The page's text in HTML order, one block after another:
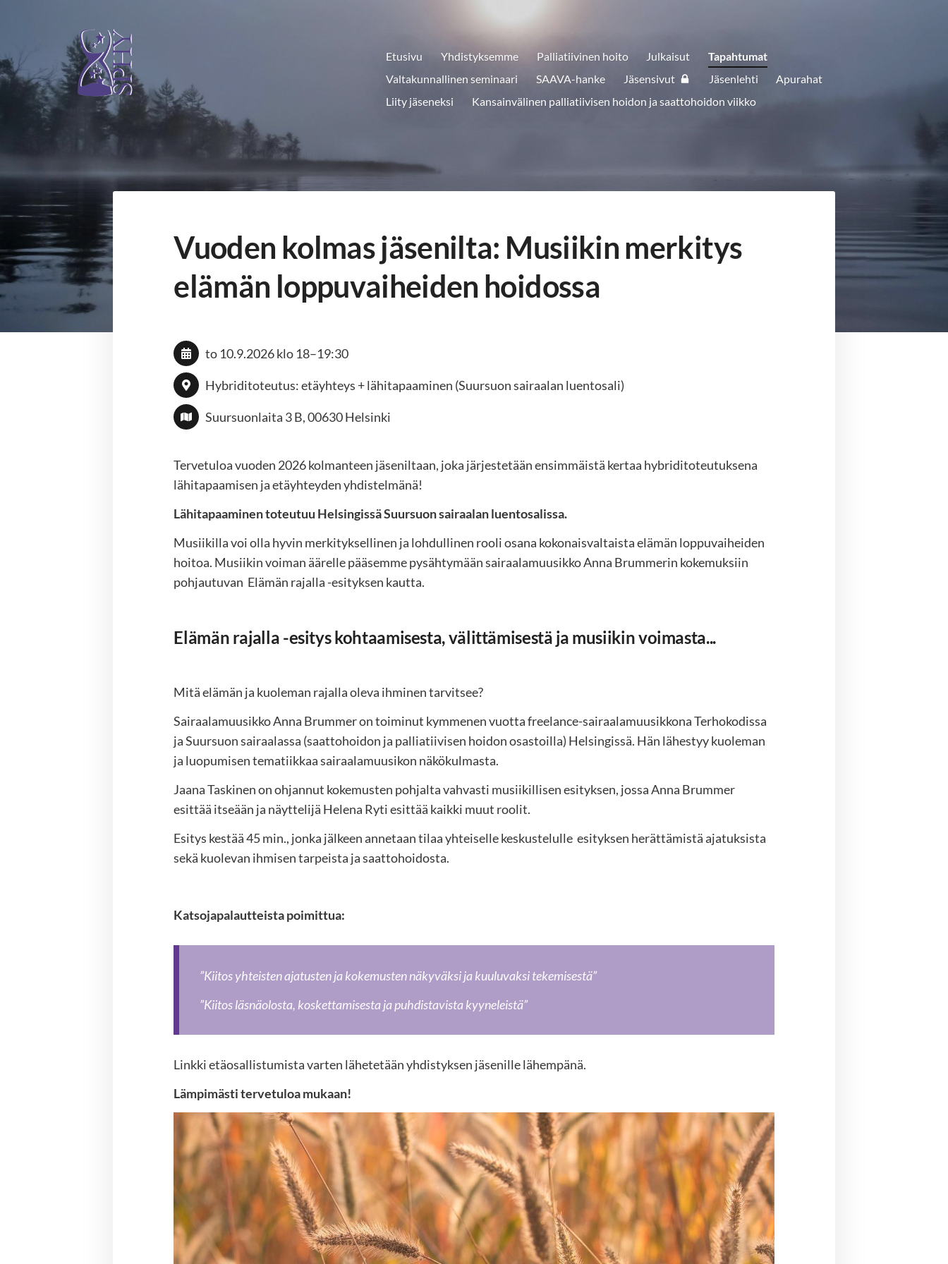
sisältöön
SPHY
Etusivu Yhdistyksemme Palliatiivinen hoito Julkaisut
Tapahtumat
Valtakunnallinen seminaari
SAAVA-hanke Jäsensivut Jäsenlehti
Apurahat
Liity jäseneksi
Kansainvälinen palliatiivisen hoidon ja saattohoidon viikko
Vuoden kolmas jäsenilta: Musiikin merkitys
elämän loppuvaiheiden hoidossa
to 10.9.2026klo 18–19:30
Hybriditoteutus: etäyhteys + lähitapaaminen (Suursuon sairaalan luentosali)
Suursuonlaita 3 B, 00630 Helsinki
Tervetuloa vuoden 2026 kolmanteen jäseniltaan, joka järjestetään ensimmäistä kertaa hybriditoteutuksena
lähitapaamisen ja etäyhteyden yhdistelmänä!
Lähitapaaminen toteutuu Helsingissä Suursuon sairaalan luentosalissa.
Musiikilla voi olla hyvin merkityksellinen ja lohdullinen rooli osana kokonaisvaltaista elämän loppuvaiheiden
hoitoa. Musiikin voiman äärelle pääsemme pysähtymään sairaalamuusikko Anna Brummerin kokemuksiin
pohjautuvan Elämän rajalla -esityksen kautta.
Elämän rajalla -esitys kohtaamisesta, välittämisestä ja musiikin voimasta...
Mitä elämän ja kuoleman rajalla oleva ihminen tarvitsee?
Sairaalamuusikko Anna Brummer on toiminut kymmenen vuotta freelance-sairaalamuusikkona Terhokodissa
ja Suursuon sairaalassa (saattohoidon ja palliatiivisen hoidon osastoilla) Helsingissä. Hän lähestyy kuoleman
ja luopumisen tematiikkaa sairaalamuusikon näkökulmasta.
Jaana Taskinen on ohjannut kokemusten pohjalta vahvasti musiikillisen esityksen, jossa Anna Brummer
esittää itseään ja näyttelijä Helena Ryti esittää kaikki muut roolit.
Esitys kestää 45 min., jonka jälkeen annetaan tilaa yhteiselle keskustelulle esityksen herättämistä ajatuksista
sekä kuolevan ihmisen tarpeista ja saattohoidosta.
Katsojapalautteista poimittua:
”Kiitos yhteisten ajatusten ja kokemusten näkyväksi ja kuuluvaksi tekemisestä”
”Kiitos läsnäolosta, koskettamisesta ja puhdistavista kyyneleistä”
Linkki etäosallistumista varten lähetetään yhdistyksen jäsenille lähempänä.
Lämpimästi tervetuloa mukaan!